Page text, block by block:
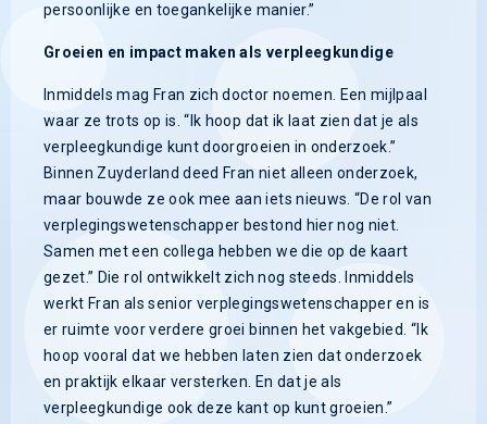
persoonlijke en toegankelijke manier.”
Groeien en impact maken als verpleegkundige
Inmiddels mag Fran zich doctor noemen. Een mijlpaal
waar ze trots op is. “Ik hoop dat ik laat zien dat je als
verpleegkundige kunt doorgroeien in onderzoek.”
Binnen Zuyderland deed Fran niet alleen onderzoek,
maar bouwde ze ook mee aan iets nieuws. “De rol van
verplegingswetenschapper bestond hier nog niet.
Samen met een collega hebben we die op de kaart
gezet.” Die rol ontwikkelt zich nog steeds. Inmiddels
werkt Fran als senior verplegingswetenschapper en is
er ruimte voor verdere groei binnen het vakgebied. “Ik
hoop vooral dat we hebben laten zien dat onderzoek
en praktijk elkaar versterken. En dat je als
verpleegkundige ook deze kant op kunt groeien.”